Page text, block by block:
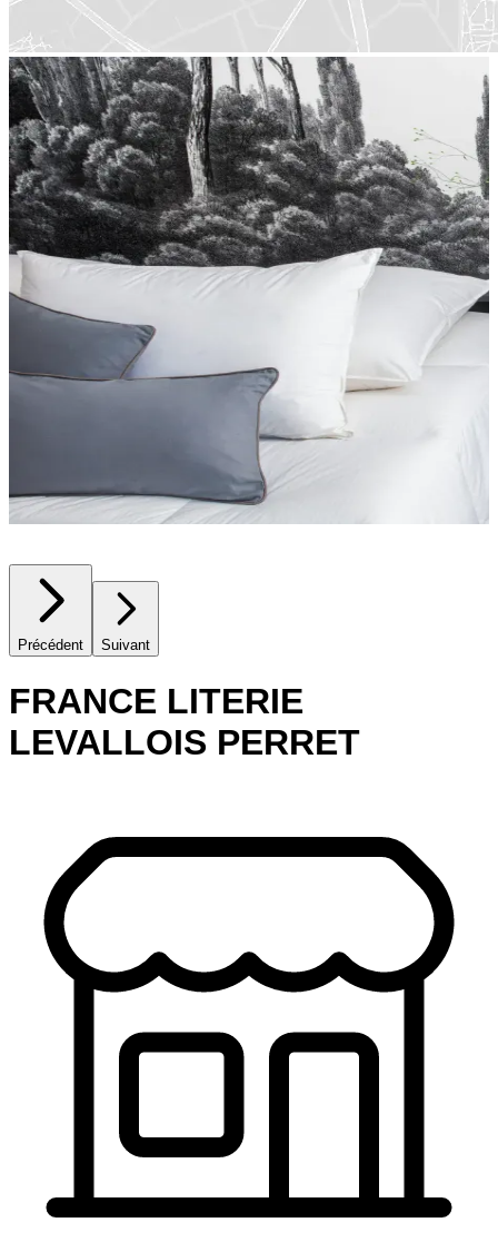
Précédent Suivant
FRANCE LITERIE
LEVALLOIS PERRET